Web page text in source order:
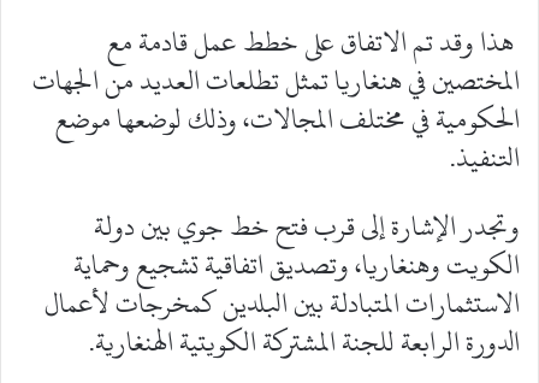
هذا وقد تم الاتفاق على خطط عمل قادمة مع
المختصين في هنغاريا تمثل تطلعات العديد من الجهات
الحكومية في مختلف المجالات، وذلك لوضعها موضع
التنفيذ.
وتجدر الإشارة إلى قرب فتح خط جوي بين دولة
الكويت وهنغاريا، وتصديق اتفاقية تشجيع وحماية
الاستثمارات المتبادلة بين البلدين كمخرجات لأعمال
الدورة الرابعة للجنة المشتركة الكويتية الهنغارية.